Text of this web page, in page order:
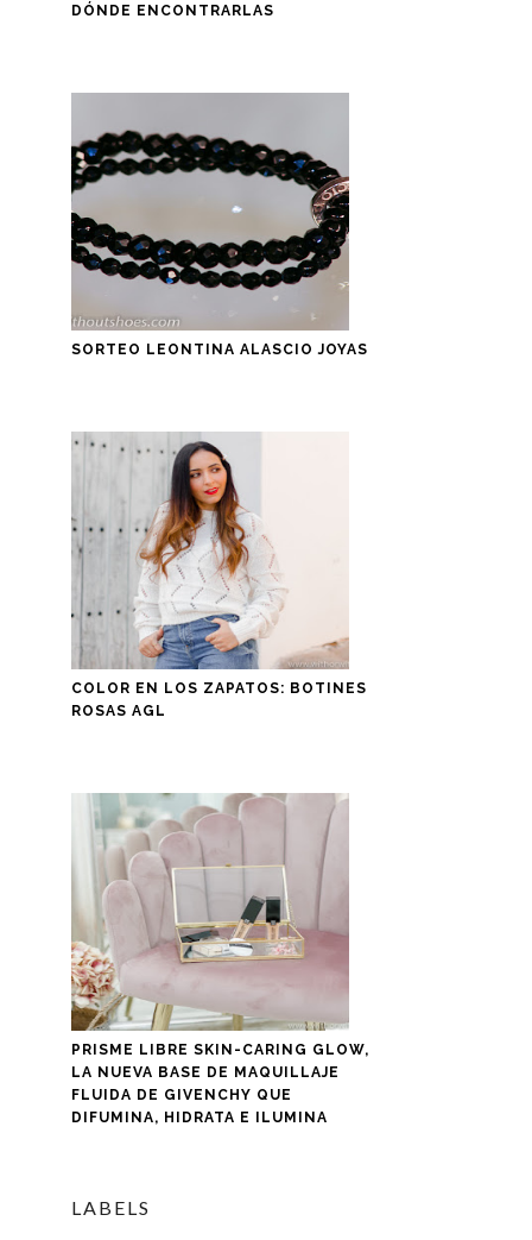
DÓNDE ENCONTRARLAS
SORTEO LEONTINA ALASCIO JOYAS
COLOR EN LOS ZAPATOS: BOTINES
ROSAS AGL
PRISME LIBRE SKIN-CARING GLOW,
LA NUEVA BASE DE MAQUILLAJE
FLUIDA DE GIVENCHY QUE
DIFUMINA, HIDRATA E ILUMINA
LABELS